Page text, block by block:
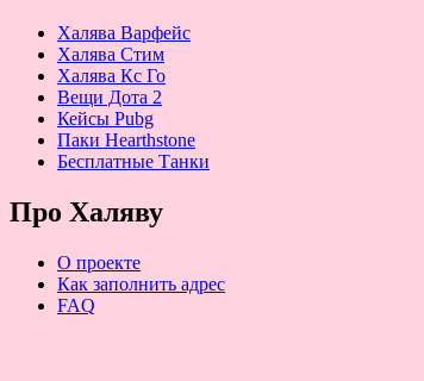
Халява Варфейс
Халява Стим
Халява Кс Го
Вещи Дота 2
Кейсы Pubg
Паки Hearthstone
Бесплатные Танки
Про Халяву
О проекте
Как заполнить адрес
FAQ